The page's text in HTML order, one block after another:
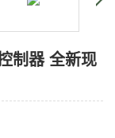
制器 全新现